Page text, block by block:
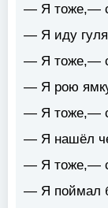
— Я тоже,—
— Я иду
— Я тоже,—
— Я рою
— Я тоже,—
— Я нашёл
— Я тоже,—
— Я поймал